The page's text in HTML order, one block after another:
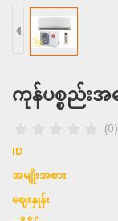
ကုန်ပစ္စည်း
(0)
ID
အမျိုးအစား
ဈေးနှုန်း